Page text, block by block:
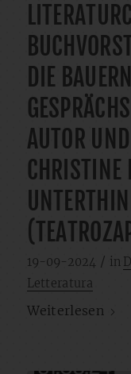
DIE
AUTOR
CHRISTINE
19-09-2024 / in
Letteratura
Weiterlesen